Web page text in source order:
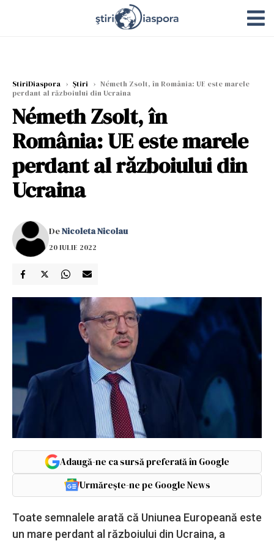
StiriDiaspora › Știri › Németh Zsolt, în România: UE este marele
perdant al războiului din Ucraina
Németh Zsolt, în
România: UE este marele
perdant al războiului din
Ucraina
DeNicoleta Nicolau
20 IULIE 2022
Adaugă-ne ca sursă preferată în Google
Urmărește-ne pe Google News
Toate semnalele arată că Uniunea Europeană este
un mare perdant al războiului din Ucraina, a